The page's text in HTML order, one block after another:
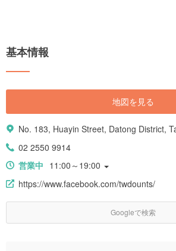
基本情報
地図を見る
No. 183, Huayin Street, Datong District,
02 2550 9914
営業中 11:00～19:00
https://www.facebook.com/twdounts/
Googleで検索